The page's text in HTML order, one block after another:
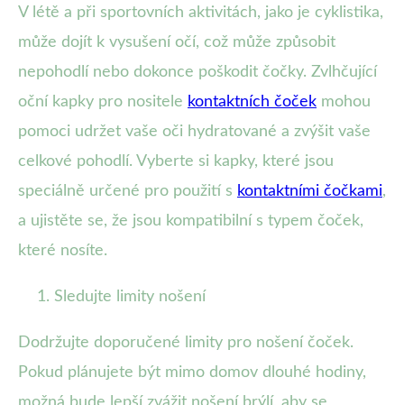
V létě a při sportovních aktivitách, jako je cyklistika,
může dojít k vysušení očí, což může způsobit
nepohodlí nebo dokonce poškodit čočky. Zvlhčující
oční kapky pro nositele kontaktních čoček mohou
pomoci udržet vaše oči hydratované a zvýšit vaše
celkové pohodlí. Vyberte si kapky, které jsou
speciálně určené pro použití s kontaktními čočkami,
a ujistěte se, že jsou kompatibilní s typem čoček,
které nosíte.
Sledujte limity nošení
Dodržujte doporučené limity pro nošení čoček.
Pokud plánujete být mimo domov dlouhé hodiny,